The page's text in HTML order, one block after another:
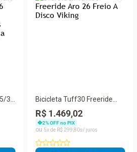
30
Bicicleta Tuff30 Freeride
Aro 26 Freio A Disco Viking
R$ 1.469,02
2% OFF no PIX
5
R$ 299 80